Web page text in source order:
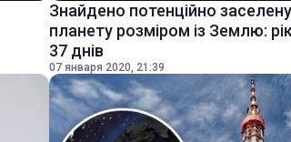
Знайдено потенційно заселену
планету розміром із Землю:
37 днів
07 января 2020, 21:39